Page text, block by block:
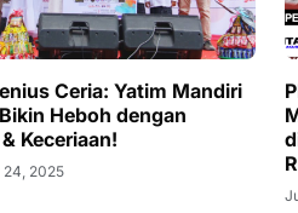
Ceria: Yatim Mandiri
Heboh dengan
Keceriaan!
24, 2025